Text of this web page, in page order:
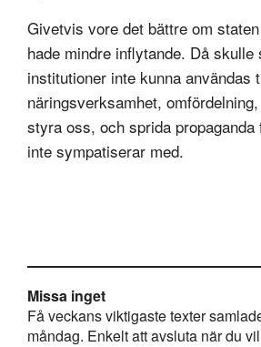
Givetvis vore det bättre om
hade mindre inflytande. Då skulle
institutioner inte kunna användas
näringsverksamhet,
styra oss, och sprida propaganda
inte sympatiserar med.
Missa inget
Få veckans viktigaste texter
måndag. Enkelt att avsluta när du